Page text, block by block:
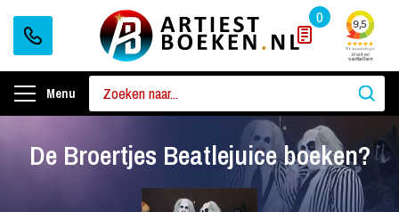
0
Menu
De Broertjes Beatlejuice boeken?